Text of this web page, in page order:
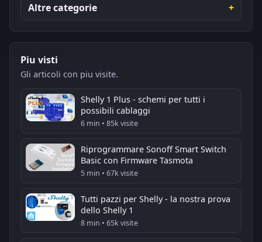
Altre categorie
Piu visti
Gli articoli con piu visite.
Shelly 1 Plus - schemi per tutti i
possibili cablaggi
6 min • 85k visite
Riprogrammare Sonoff Smart Switch
Basic con Firmware Tasmota
5 min • 67k visite
Tutti pazzi per Shelly - la nostra prova
dello Shelly 1
8 min • 65k visite